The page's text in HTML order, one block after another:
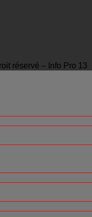
réservé – Info Pro 13